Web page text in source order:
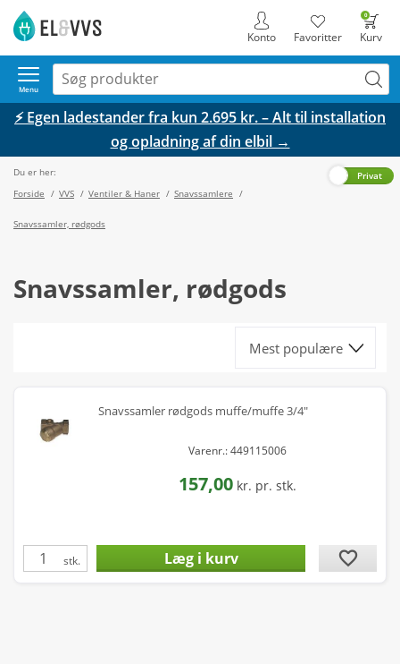
0
Kurv
Favoritter
Konto
Menu
⚡ Egen ladestander fra kun 2.695 kr. – Alt til installation
og opladning af din elbil →
Du er her:
Forside / VVS / Ventiler & Haner / Snavssamlere /
Snavssamler, rødgods
Privat
Snavssamler, rødgods
Snavssamler rødgods muffe/muffe 3/4"
Varenr.: 449115006
157,00 kr. pr. stk.
stk. favorite